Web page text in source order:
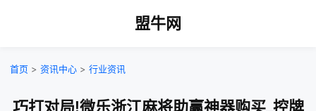
盟牛网
首页 > 资讯中心 > 行业资讯
巧打对局!微乐浙江麻将助赢神器购买_控牌